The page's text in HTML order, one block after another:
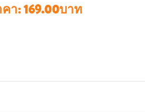
า:169.00บาท